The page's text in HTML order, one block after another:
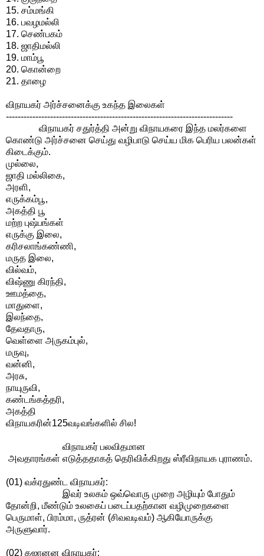
15. சம்மங்கி
16. பவழமல்லி
17. செண்பகம்
18. ஜாதிமல்லி
19. மாம்பூ
20. கொன்றை
21. தாழை
விநாயகர் அர்ச்சனைக்கு உகந்த இலைகள்
-----------------------------------------------------------------------------
விநாயகர் சதுர்த்தி அன்று விநாயகரை இந்த மலர்களை
கொண்டு அர்ச்சனை செய்து வழிபாடு செய்ய மிக பெரிய பலன்கள்
கிடைக்கும்.
முல்லை,
ஜாதி மல்லிகை,
அரளி,
எருக்கம்பூ,
அகத்தி பூ
மற்ற புஷ்பங்கள்
எருக்கு இலை,
கரிசலாங்கண்ணி,
மருத இலை,
வில்வம்,
விஷ்ணு கிரந்தி,
ஊமத்தை,
மாதுளை,
இலந்தை,
தேவதாரு,
வெள்ளை அருகம்புல்,
மருவு,
வன்னி,
அரசு,
நாயுருவி,
கண்டங்கத்தரி,
அகத்தி
விநாயகரின்125வடிவங்களில் சில!
விநாயகர் பலவிதமான
அவதாரங்கள் எடுத்ததாகத் தெரிவிக்கிறது ஸ்ரீவிநாயக புராணம்.
(01) வக்ரதுண்ட விநாயகர்:
இவர் உலகம் ஒவ்வொரு முறை அழியும் போதும்
தோன்றி, மீண்டும் உலகைப் படைப்பதற்கான வழிமுறைகளை
பெருமாள், பிரம்மா, ருத்ரன் (சிவவடிவம்) ஆகியோருக்கு
அருளுவார்.
(02) கஜானன விநாயகர்: